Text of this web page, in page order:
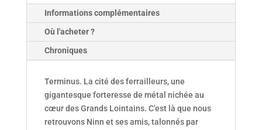
Informations complémentaires
Où l'acheter ?
Chroniques
Terminus. La cité des ferrailleurs, une
gigantesque forteresse de métal nichée au
cœur des Grands Lointains. C'est là que nous
retrouvons Ninn et ses amis, talonnés par